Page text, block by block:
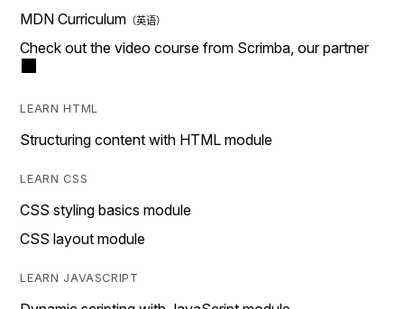
MDN Curriculum
Check out the video course from Scrimba, our partner
LEARN HTML
Structuring content with HTML module
LEARN CSS
CSS styling basics module
CSS layout module
LEARN JAVASCRIPT